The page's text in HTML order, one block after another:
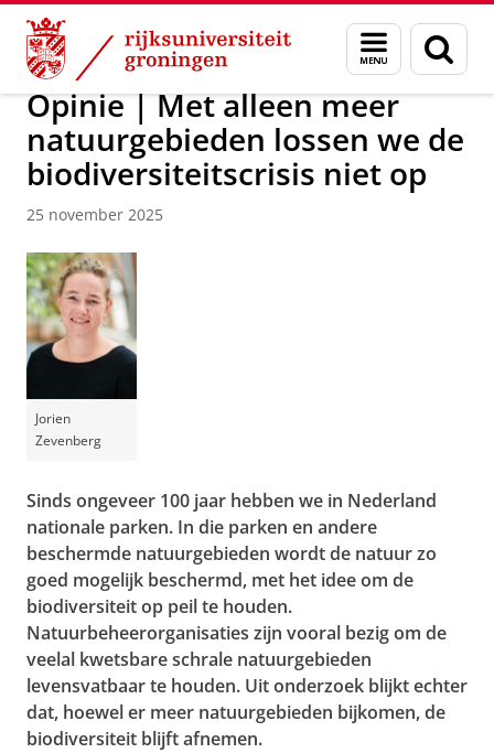
Skip
Content
Skip
Navigation
Menu
en
zoeken
Over ons Actueel Nieuws
Opinie | Met alleen meer
natuurgebieden lossen we de
biodiversiteitscrisis niet op
25 november 2025
Jorien
Zevenberg
Sinds ongeveer 100 jaar hebben we in Nederland
nationale parken. In die parken en andere
beschermde natuurgebieden wordt de natuur zo
goed mogelijk beschermd, met het idee om de
biodiversiteit op peil te houden.
Natuurbeheerorganisaties zijn vooral bezig om de
veelal kwetsbare schrale natuurgebieden
levensvatbaar te houden. Uit onderzoek blijkt echter
dat, hoewel er meer natuurgebieden bijkomen, de
biodiversiteit blijft afnemen.